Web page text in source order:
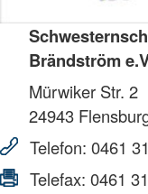
Brändström
Mürwiker Str. 2
24943
Telefon: 0461
Telefax: 0461